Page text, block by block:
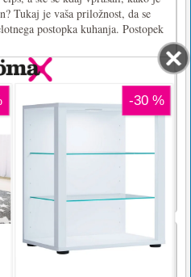
Tukaj je vaša priložnost, da se
postopka kuhanja. Postopek
2
2 je vaše kraljestvo napadlo še
sovražnik, zato je na vas, da
imperij in branite svoje
pred določeno usodo, smrtjo in
Imate tisto, kar je potrebno, da
vodilni, ki ga vaši državljani
Hunt je iskalna igra, več